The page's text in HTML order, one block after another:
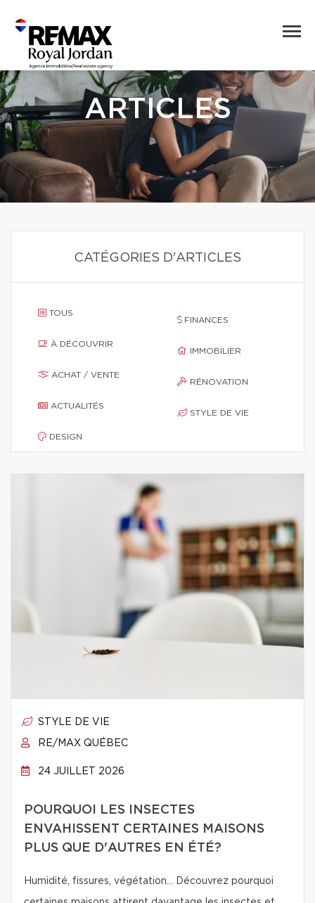
ARTICLES
CATÉGORIES D'ARTICLES
TOUS
À DÉCOUVRIR
ACHAT / VENTE
ACTUALITÉS
DESIGN
FINANCES
IMMOBILIER
RÉNOVATION
STYLE DE VIE
STYLE DE VIE
RE/MAX QUÉBEC
24 JUILLET 2026
POURQUOI LES INSECTES
ENVAHISSENT CERTAINES MAISONS
PLUS QUE D'AUTRES EN ÉTÉ?
Humidité, fissures, végétation… Découvrez pourquoi